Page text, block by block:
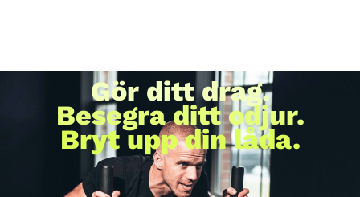
Gör ditt drag.
Besegra ditt odjur.
Bryt upp din låda.